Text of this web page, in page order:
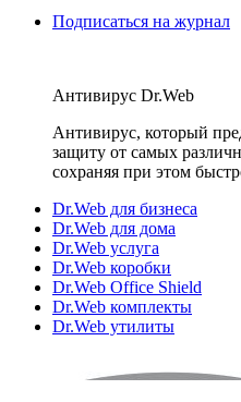
Подписаться на журнал
Антивирус Dr.Web
Антивирус, который
защиту от самых
сохраняя при этом
Dr.Web для бизнеса
Dr.Web для дома
Dr.Web услуга
Dr.Web коробки
Dr.Web Office Shield
Dr.Web комплекты
Dr.Web утилиты